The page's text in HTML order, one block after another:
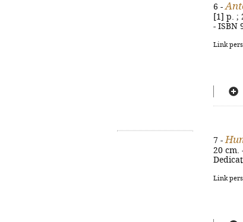
6 -
[1] p. ;
- ISBN
Link
7 -
20 cm.
Link